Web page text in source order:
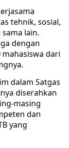
tehnik, sosial,
lain.
dengan
dari
dalam Satgas
diserahkan
masing
dan
yang